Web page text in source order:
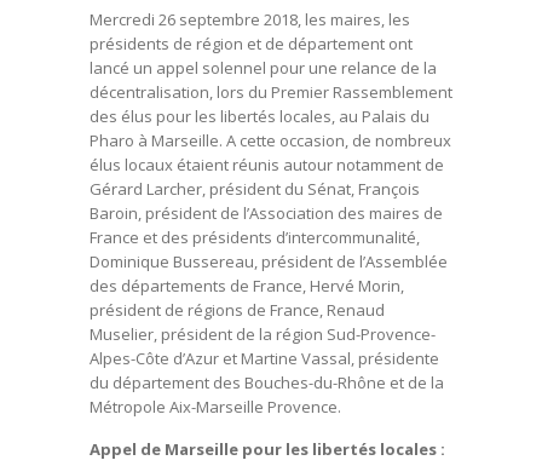
Mercredi 26 septembre 2018, les maires, les
présidents de région et de département ont
lancé un appel solennel pour une relance de la
décentralisation, lors du Premier Rassemblement
des élus pour les libertés locales, au Palais du
Pharo à Marseille. A cette occasion, de nombreux
élus locaux étaient réunis autour notamment de
Gérard Larcher, président du Sénat, François
Baroin, président de l’Association des maires de
France et des présidents d’intercommunalité,
Dominique Bussereau, président de l’Assemblée
des départements de France, Hervé Morin,
président de régions de France, Renaud
Muselier, président de la région Sud-Provence-
Alpes-Côte d’Azur et Martine Vassal, présidente
du département des Bouches-du-Rhône et de la
Métropole Aix-Marseille Provence.
Appel de Marseille pour les libertés locales :